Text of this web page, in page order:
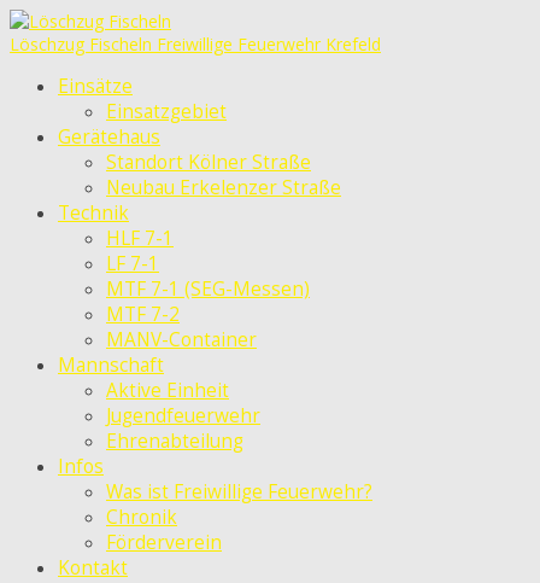
Löschzug Fischeln Freiwillige Feuerwehr Krefeld
Einsätze
Einsatzgebiet
Gerätehaus
Standort Kölner Straße
Neubau Erkelenzer Straße
Technik
HLF 7-1
LF 7-1
MTF 7-1 (SEG-Messen)
MTF 7-2
MANV-Container
Mannschaft
Aktive Einheit
Jugendfeuerwehr
Ehrenabteilung
Infos
Was ist Freiwillige Feuerwehr?
Chronik
Förderverein
Kontakt